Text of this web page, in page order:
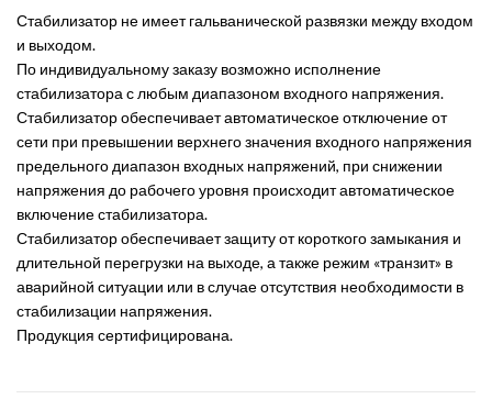
Стабилизатор не имеет гальванической развязки между входом
и выходом.
По индивидуальному заказу возможно исполнение
стабилизатора с любым диапазоном входного напряжения.
Стабилизатор обеспечивает автоматическое отключение от
сети при превышении верхнего значения входного напряжения
предельного диапазон входных напряжений, при снижении
напряжения до рабочего уровня происходит автоматическое
включение стабилизатора.
Стабилизатор обеспечивает защиту от короткого замыкания и
длительной перегрузки на выходе, а также режим «транзит» в
аварийной ситуации или в случае отсутствия необходимости в
стабилизации напряжения.
Продукция сертифицирована.